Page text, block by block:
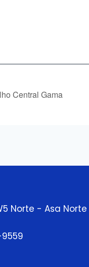
Central Gama
Norte - Asa Norte